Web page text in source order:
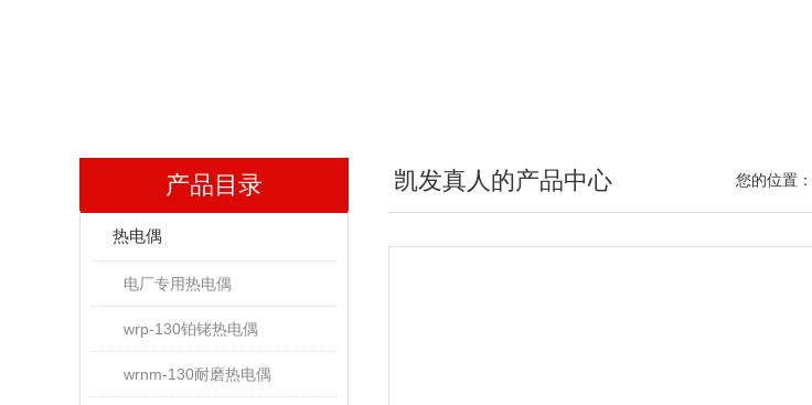
产品目录
热电偶
电厂专用热电偶
wrp-130铂铑热电偶
wrnm-130耐磨热电偶
凯发真人的产品中心 您的位置：